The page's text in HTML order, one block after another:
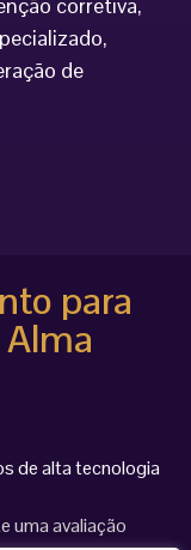
de
para
de alta tecnologia
uma avaliação